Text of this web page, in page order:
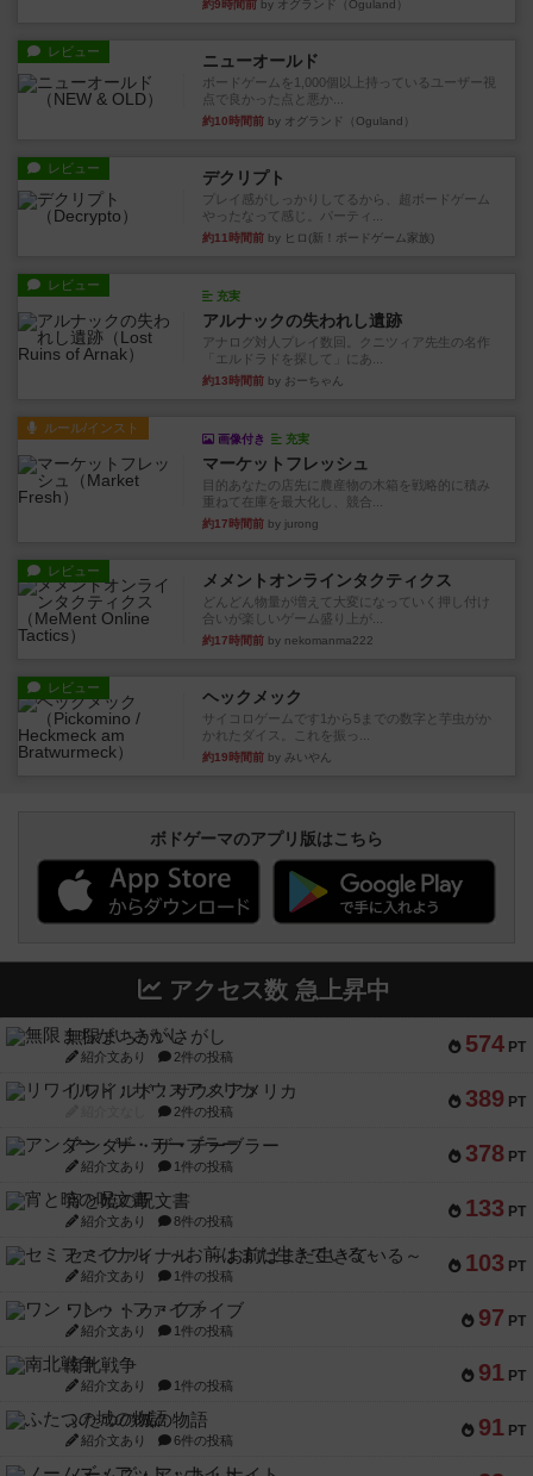
約9時間前 by オグランド（Oguland）
レビュー ニューオールド
ボードゲームを1,000個以上持っているユーザー視
点で良かった点と悪か...
約10時間前 by オグランド（Oguland）
レビュー デクリプト
プレイ感がしっかりしてるから、超ボードゲーム
やったなって感じ。パーティ...
約11時間前 by ヒロ(新！ボードゲーム家族)
レビュー
充実
アルナックの失われし遺跡
アナログ対人プレイ数回。クニツィア先生の名作
「エルドラドを探して」にあ...
約13時間前 by おーちゃん
ルール/インスト
画像付き 充実
マーケットフレッシュ
目的あなたの店先に農産物の木箱を戦略的に積み
重ねて在庫を最大化し、競合...
約17時間前 by jurong
レビュー メメントオンラインタクティクス
どんどん物量が増えて大変になっていく押し付け
合いが楽しいゲーム盛り上が...
約17時間前 by nekomanma222
レビュー ヘックメック
サイコロゲームです1から5までの数字と芋虫がか
かれたダイス。これを振っ...
約19時間前 by みいやん
ボドゲーマのアプリ版はこちら
アクセス数 急上昇中
574 PT
無限まちがいさがし
紹介文あり 2件の投稿
389 PT
リワイルド：サウスアメリカ
2件の投稿
378 PT
アンダー・ザ・テーブラー
紹介文あり 1件の投稿
133 PT
宵と暁の呪文書
紹介文あり 8件の投稿
103 PT
セミファイナル ～お前はまだ生きている～
紹介文あり 1件の投稿
97 PT
ワン・トゥ・ファイブ
紹介文あり 1件の投稿
91 PT
南北戦争
紹介文あり 1件の投稿
91 PT
ふたつの城の物語
紹介文あり 6件の投稿